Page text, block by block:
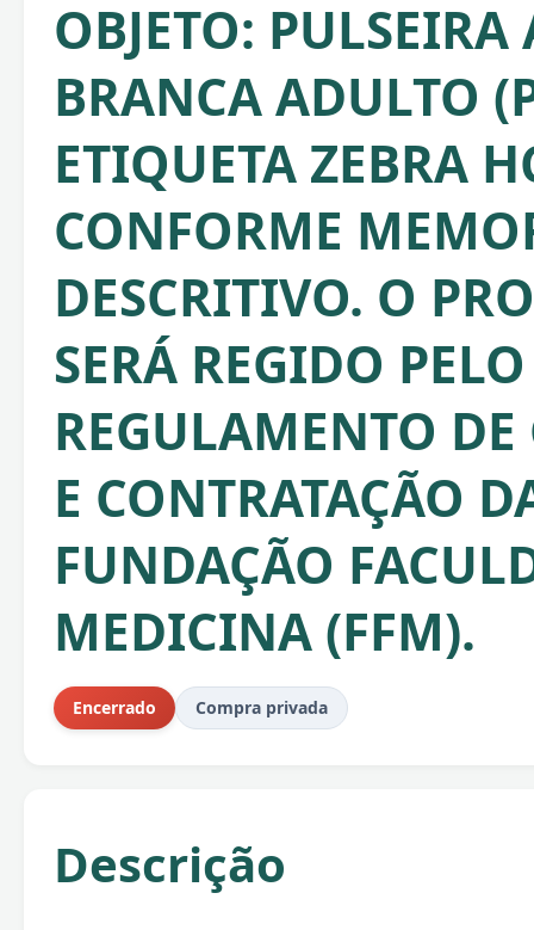
OBJETO: PULSEIRA
BRANCA ADULTO
ETIQUETA ZEBRA
CONFORME
DESCRITIVO. O
SERÁ REGIDO PELO
REGULAMENTO DE
E CONTRATAÇÃO
FUNDAÇÃO
MEDICINA (FFM).
Encerrado Compra privada
Descrição